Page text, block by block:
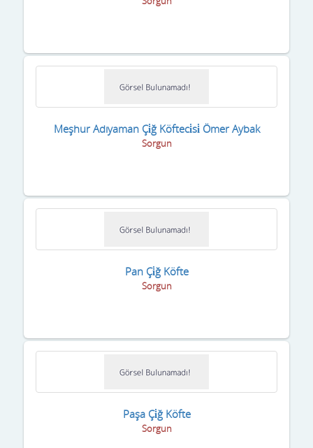
Meşhur Adıyaman Çi̇ğ Köfteci̇si̇ Ömer Aybak
Sorgun
Pan Çi̇ğ Köfte
Sorgun
Paşa Çi̇ğ Köfte
Sorgun